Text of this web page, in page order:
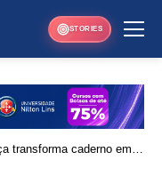
STORIES
transforma caderno em